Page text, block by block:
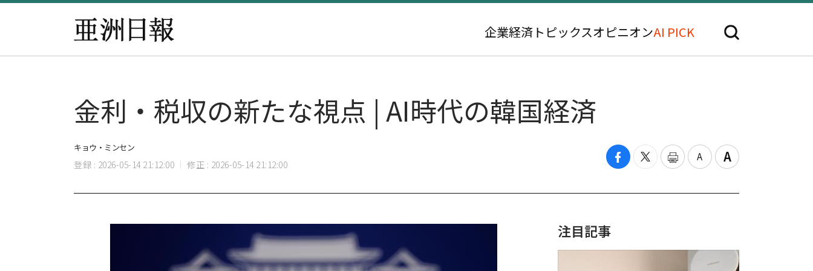
企業経済 トピックスオピニオンAI PICK
金利・税収の新たな視点 | AI時代の韓国経済
キョウ・ミンセン
登録 : 2026-05-14 21:12:00 修正 : 2026-05-14 21:12:00
注目記事